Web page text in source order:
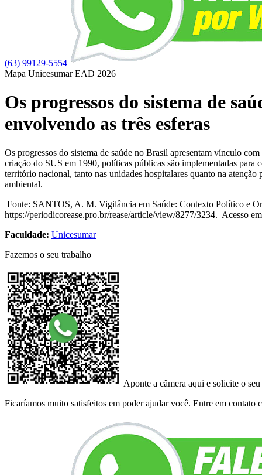
(63) 99129-5554
Mapa Unicesumar EAD 2026
Os progressos do sistema de
envolvendo as três esferas
Os progressos do sistema de saúde no Brasil apresentam vínculo
criação do SUS em 1990, políticas públicas são implementadas para
território nacional, tanto nas unidades hospitalares quanto na
ambiental.
Fonte: SANTOS, A. M. Vigilância em Saúde: Contexto Político e
https://periodicorease.pro.br/rease/article/view/8277/3234​. Acesso
Faculdade: Unicesumar
Fazemos o seu trabalho
Aponte a câmera aqui e solicite o
Ficaríamos muito satisfeitos em poder ajudar você. Entre em contato